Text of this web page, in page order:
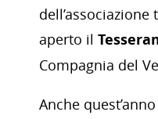
aperto il
Compagnia del
Anche